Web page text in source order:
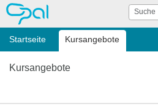
OPAL Suche
Startseite Kursangebote
Kursangebote